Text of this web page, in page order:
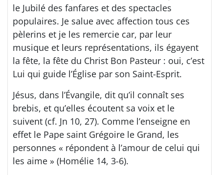
le Jubilé des fanfares et des spectacles
populaires. Je salue avec affection tous ces
pèlerins et je les remercie car, par leur
musique et leurs représentations, ils égayent
la fête, la fête du Christ Bon Pasteur : oui, c’est
Lui qui guide l’Église par son Saint-Esprit.
Jésus, dans l’Évangile, dit qu’il connaît ses
brebis, et qu’elles écoutent sa voix et le
suivent (cf. Jn 10, 27). Comme l’enseigne en
effet le Pape saint Grégoire le Grand, les
personnes « répondent à l’amour de celui qui
les aime » (Homélie 14, 3-6).